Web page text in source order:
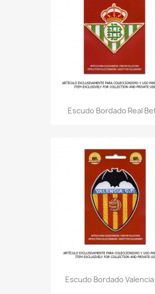
Escudo Bordado Real
Escudo Bordado Valencia